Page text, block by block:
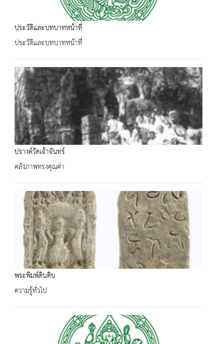
ประวัติและบทบาทหน้าที่
ประวัติและบทบาทหน้าที่
ปรางค์วัดเจ้าจันทร์
คลังภาพทรงคุณค่า
พระพิมพ์ดินดิบ
ความรู้ทั่วไป